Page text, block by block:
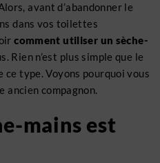
avant d’abandonner le
dans vos toilettes
comment utiliser un sèche-
Rien n’est plus simple que le
ce type. Voyons pourquoi vous
ancien compagnon.
mains est